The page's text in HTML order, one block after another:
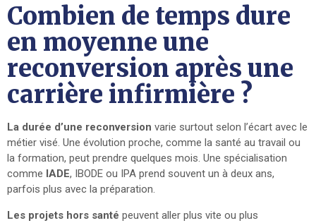
Combien de temps dure
en moyenne une
reconversion après une
carrière infirmière ?
La durée d’une reconversion varie surtout selon l’écart avec le
métier visé. Une évolution proche, comme la santé au travail ou
la formation, peut prendre quelques mois. Une spécialisation
comme IADE, IBODE ou IPA prend souvent un à deux ans,
parfois plus avec la préparation.
Les projets hors santé peuvent aller plus vite ou plus